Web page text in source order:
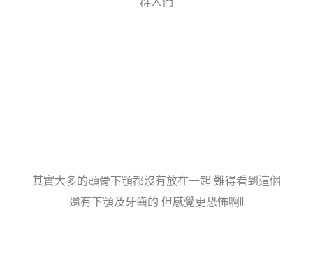
其實大多的頭骨下顎都沒有放在一起 難得看到這個
還有下顎及牙齒的 但感覺更恐怖啊!!